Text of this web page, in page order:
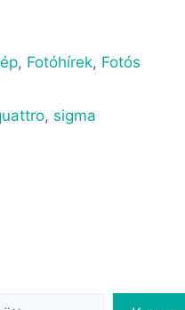
, Fotóhírek, Fotós
, sigma